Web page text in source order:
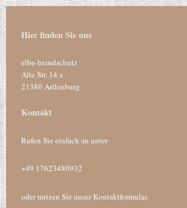
Hier finden Sie uns
elbe-brandschutz
Alte Str. 14 a
21380 Artlenburg
Kontakt
Rufen Sie einfach an unter
+49 17623480932
oder nutzen Sie unser Kontaktformular.